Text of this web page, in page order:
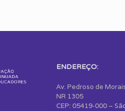
ENDEREÇO:
Av. Pedroso de
NR 1305
CEP: 05419-000 –